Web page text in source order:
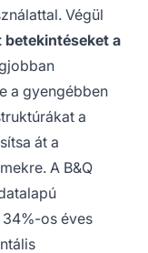
Végül
a
a gyengébben
a
át a
A B&Q
os éves